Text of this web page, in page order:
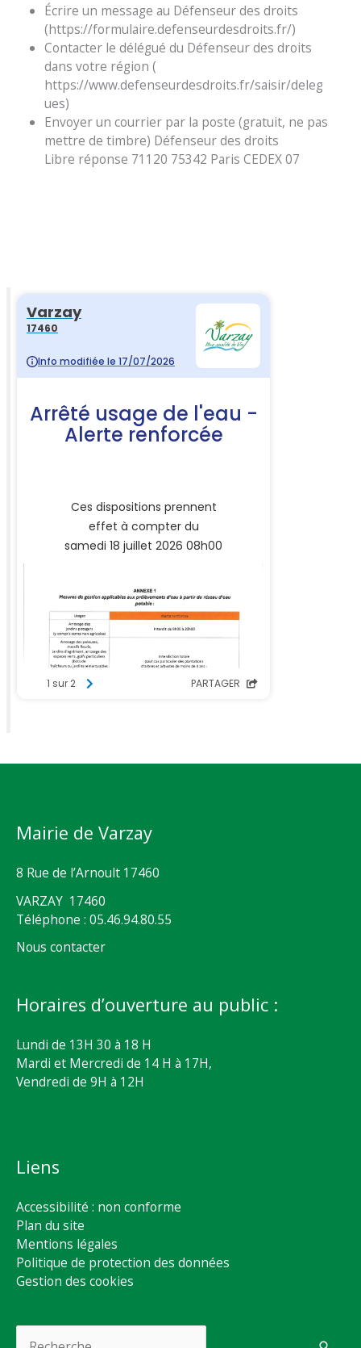
Écrire un message au Défenseur des droits
(https://formulaire.defenseurdesdroits.fr/)
Contacter le délégué du Défenseur des droits
dans votre région (
https://www.defenseurdesdroits.fr/saisir/deleg
ues)
Envoyer un courrier par la poste (gratuit, ne pas
mettre de timbre) Défenseur des droits
Libre réponse 71120 75342 Paris CEDEX 07
Mairie de Varzay
8 Rue de l’Arnoult 17460
VARZAY 17460
Téléphone : 05.46.94.80.55
Nous contacter
Horaires d’ouverture au public :
Lundi de 13H 30 à 18 H
Mardi et Mercredi de 14 H à 17H,
Vendredi de 9H à 12H
Liens
Accessibilité : non conforme
Plan du site
Mentions légales
Politique de protection des données
Gestion des cookies